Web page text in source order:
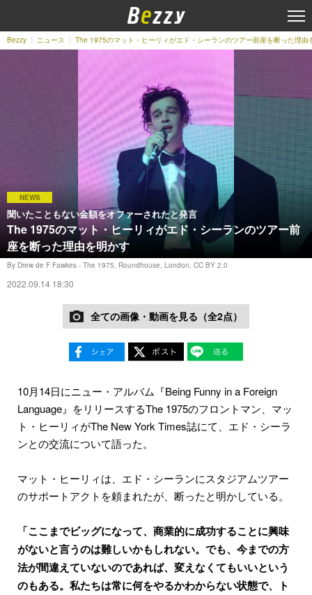
Bezzy ニュース The 1975のマット・ヒーリィがエド・シーランのツアー前座を断った理由
NEWS
聞いたこともない金額をオファーされたと発言
The 1975のマット・ヒーリィがエド・シーランのツアー前
座を断った理由を明かす
By Drew de F Fawkes - The 1975, Roundhouse, London, CC BY 2.0
2022.09.14 18:30
全ての画像・動画を見る（全2点）
10月14日にニュー・アルバム『Being Funny in a Foreign
Language』をリリースするThe 1975のフロントマン、マッ
ト・ヒーリィがThe New York Times誌にて、エド・シーラ
ンとの交流について語った。
マット・ヒーリィは、エド・シーランにスタジアムツアー
のサポートアクトを頼まれたが、断ったと明かしている。
「ここまでビッグになって、商業的に成功することに興味
がないと言うのは難しいかもしれない。でも、今までの方
法が間違えていないのであれば、変えなくてもいいという
のもある。私たちは常に何をやるかわからない状態で、ト